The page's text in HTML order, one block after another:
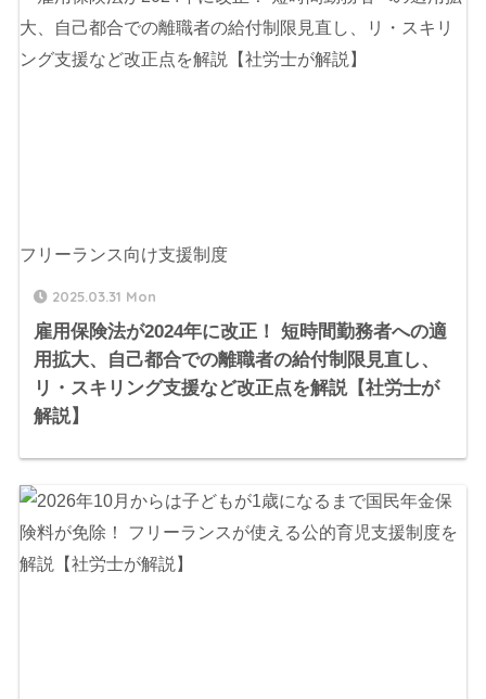
フリーランス向け支援制度
2025.03.31 Mon
雇用保険法が2024年に改正！ 短時間勤務者への適
用拡大、自己都合での離職者の給付制限見直し、
リ・スキリング支援など改正点を解説【社労士が
解説】